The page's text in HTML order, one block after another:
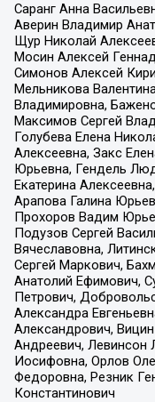
Саранг Анна
Аверин Владимир
Щур Николай
Мосин Алексей
Симонов Алексей
Мельникова
Владимировна,
Максимов Сергей
Голубева Елена
Алексеевна, Закс
Юрьевна, Гендель
Екатерина
Арапова Галина
Прохоров Вадим
Подузов Сергей
Вячеславовна,
Сергей Маркович,
Анатолий Ефимович,
Петрович,
Александра
Александрович,
Андреевич, Левинсон
Иосифовна, Орлов
Федоровна, Резник
Константинович